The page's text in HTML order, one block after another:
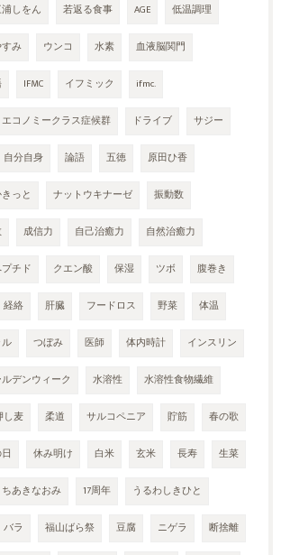
しをん 若返る食事 AGE 低温調理
み ウンコ 水素 血液脳関門
IFMC イフミック ifmc.
エコノミークラス症候群 ドライブ サジー
自分自身 論語 五徳 原田ひ香
っと ナットウキナーゼ 振動数
成信力 自己治癒力 自然治癒力
チド クエン酸 保湿 ツボ 腹巻き
経絡 肝臓 フードロス 野菜 体温
つぼみ 医師 体内時計 インスリン
デンウィーク 水溶性 水溶性食物繊維
し麦 柔道 サルコペニア 貯筋 春の歌
休み明け 白米 玄米 長寿 生菜
ちあきなおみ 17周年 うるわしきひと
バラ 福山ばら祭 豆腐 ニゲラ 断捨離